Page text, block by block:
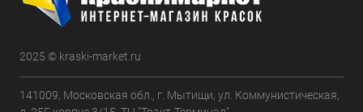
2025 © kraski-market.ru
141009, Московская обл., г. Мытищи, ул. Коммунистическая,